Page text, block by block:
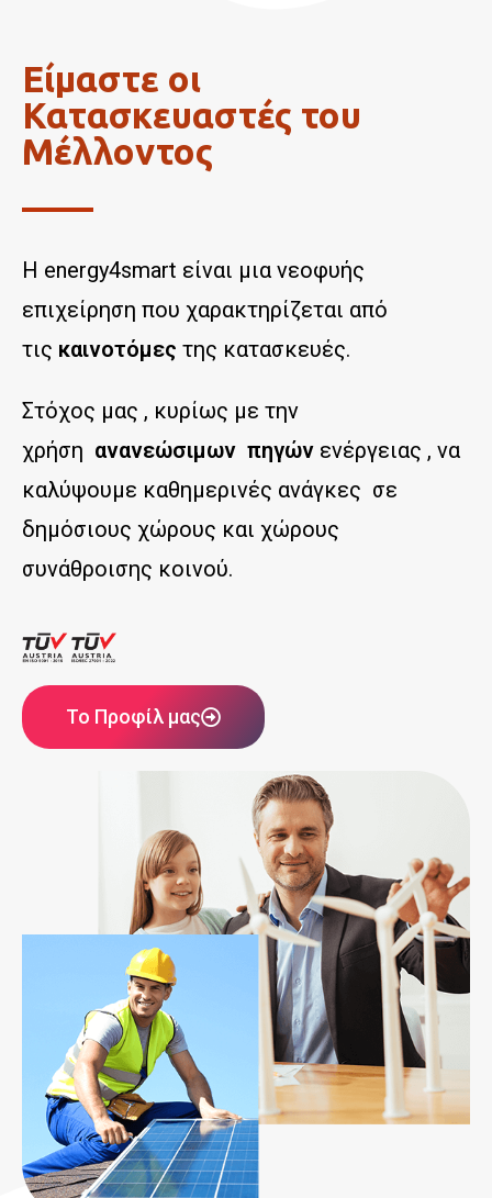
Είμαστε οι
Κατασκευαστές του
Μέλλοντος
Η energy4smart είναι μια νεοφυής
επιχείρηση που χαρακτηρίζεται από
τις καινοτόμες της κατασκευές.
Στόχος μας , κυρίως με την
χρήση ανανεώσιμων πηγών ενέργειας , να
καλύψουμε καθημερινές ανάγκες σε
δημόσιους χώρους και χώρους
συνάθροισης κοινού.
Το Προφίλ μας